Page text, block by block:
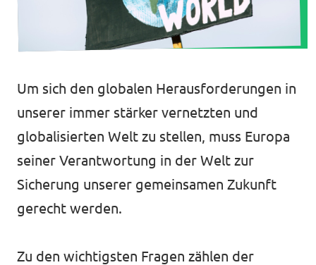
Volt Deutschland Merchandise Shop
Unsere Events
Mache bei uns mit!
Deine Spende für Volt!
Jobs bei Volt
Um sich den globalen Herausforderungen in
unserer immer stärker vernetzten und
globalisierten Welt zu stellen, muss Europa
seiner Verantwortung in der Welt zur
Sicherung unserer gemeinsamen Zukunft
gerecht werden.
Zu den wichtigsten Fragen zählen der